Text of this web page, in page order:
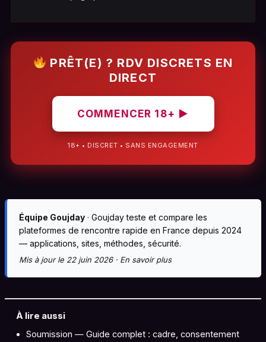
PRÊT(E) ? RDV DISCRETS EN
DIRECT
COMMENCER 18+ ▶
18+ • DISCRET • SANS ENGAGEMENT
Équipe Goujday· Goujday teste et compare les
plateformes de rencontre rapide en France depuis 2024
— applications, sites, méthodes, sécurité.
Mis à jour le 22 juin 2026 · En savoir plus
À lire aussi
Soumission — Guide complet : cadre, consentement